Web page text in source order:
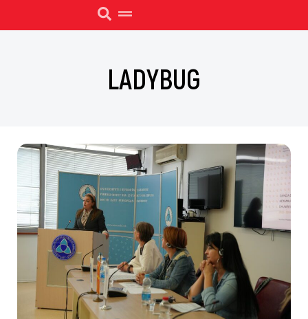
LADYBUG